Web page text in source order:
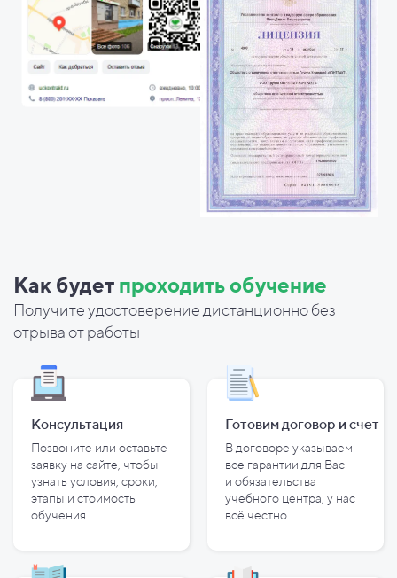
Как будет проходить обучение
Получите удостоверение дистанционно без
отрыва от работы
Консультация
Позвоните или оставьте
заявку на сайте, чтобы
узнать условия, сроки,
этапы и стоимость
обучения
Готовим договор и счет
В договоре указываем
все гарантии для Вас
и обязательства
учебного центра, у нас
всё честно